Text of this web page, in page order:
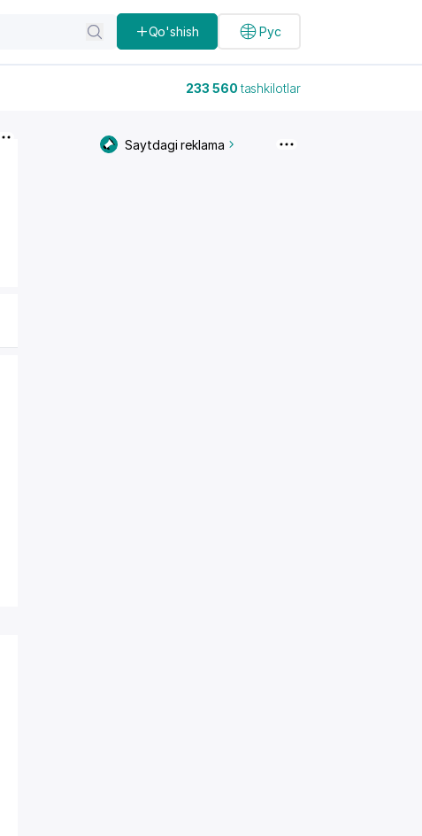
Qo'shish Рус
233 560tashkilotlar
Saytdagi reklama